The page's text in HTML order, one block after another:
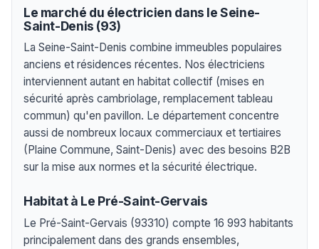
Le marché du électricien dans le Seine-
Saint-Denis (93)
La Seine-Saint-Denis combine immeubles populaires
anciens et résidences récentes. Nos électriciens
interviennent autant en habitat collectif (mises en
sécurité après cambriolage, remplacement tableau
commun) qu'en pavillon. Le département concentre
aussi de nombreux locaux commerciaux et tertiaires
(Plaine Commune, Saint-Denis) avec des besoins B2B
sur la mise aux normes et la sécurité électrique.
Habitat à Le Pré-Saint-Gervais
Le Pré-Saint-Gervais (93310) compte 16 993 habitants
principalement dans des grands ensembles,